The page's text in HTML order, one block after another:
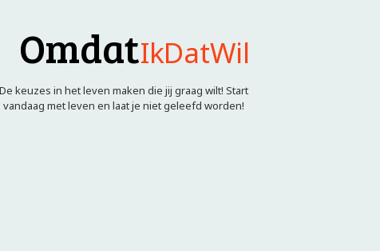
OmdatIkDatWil
De keuzes in het leven maken die jij graag wilt! Start
vandaag met leven en laat je niet geleefd worden!